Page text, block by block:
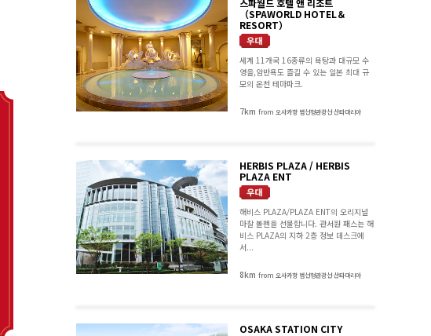
스파월드 호텔 앤 리조트
（SPAWORLD HOTEL＆
RESORT）
세계 11개국 16종류의 욕탕과 대규모 수
영을,암반욕도 즐길 수 있는 일본 최대 규
모의 온천 테마파크.
7kmfrom 오사카항 범선형관광선 산타마리아
HERBIS PLAZA / HERBIS
PLAZA ENT
해비스 PLAZA/PLAZA ENT의 오리지널
마찰 볼펜을 선물합니다. 관서원 패스는 해
비스 PLAZA의 지하 2층 정보 데스크에
서...
8kmfrom 오사카항 범선형관광선 산타마리아
OSAKA STATION CITY